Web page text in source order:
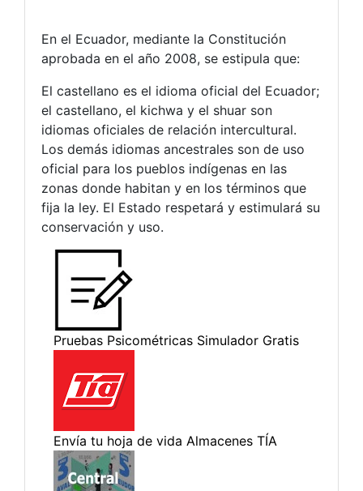
En el Ecuador, mediante la Constitución
aprobada en el año 2008, se estipula que:
El castellano es el idioma oficial del Ecuador;
el castellano, el kichwa y el shuar son
idiomas oficiales de relación intercultural.
Los demás idiomas ancestrales son de uso
oficial para los pueblos indígenas en las
zonas donde habitan y en los términos que
fija la ley. El Estado respetará y estimulará su
conservación y uso.